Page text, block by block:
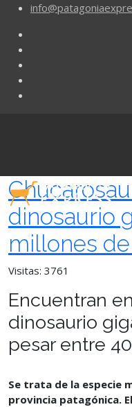
dinosaurio
millones
Visitas: 3761
Encuentran
dinosaurio
pesar entre
Se trata de la especie
provincia patagónica.